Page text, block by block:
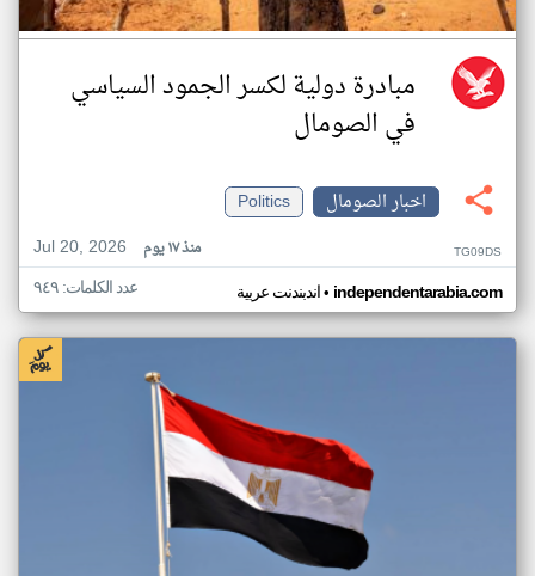
مبادرة دولية لكسر الجمود السياسي
في الصومال
اخبار الصومال
Politics
Jul 20, 2026
منذ ١٧ يوم TG09DS
اندبندنت عربية• independentarabia.com عدد الكلمات: ٩٤٩